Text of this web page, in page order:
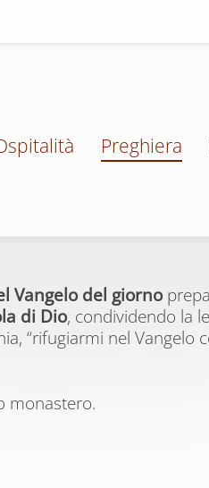
Preghiera
Vangelo del giorno
di Dio, condividendo la
“rifugiarmi nel Vangelo
monastero.